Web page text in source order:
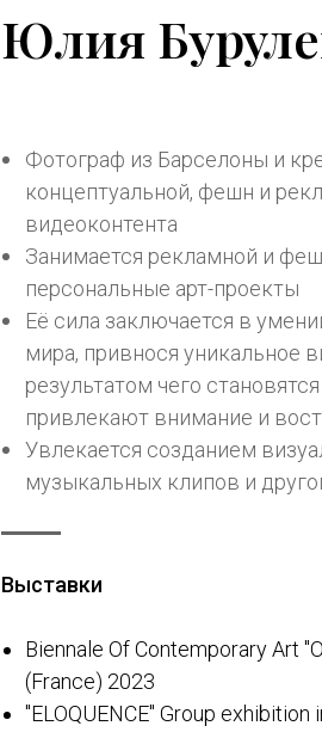
Юлия
Фотограф из Барселоны и
концептуальной, фешн и
видеоконтента
Занимается рекламной и
персональные арт-проекты
Её сила заключается в
мира, привнося уникальное
результатом чего
привлекают внимание и
Увлекается созданием
музыкальных клипов и
Выставки
Biennale Of Contemporary Art
(France) 2023
"ELOQUENCE" Group exhibition